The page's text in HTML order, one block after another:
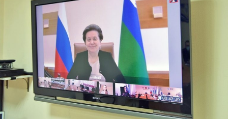
в
прямом
эфире
главы
региона